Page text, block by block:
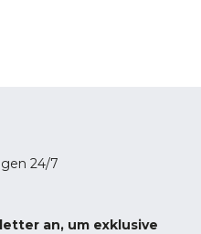
24/7
an, um exklusive